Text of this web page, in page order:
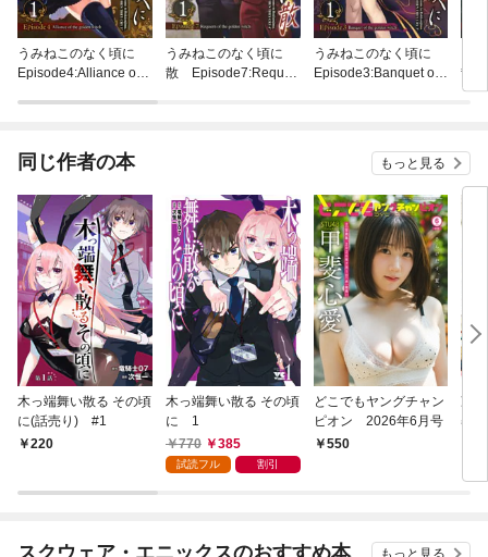
うみねこのなく頃に
Episode4:Alliance of t
うみねこのなく頃に
散 Episode7:Requie
うみねこのなく頃に
Episode3:Banquet of t
散
he
同じ作者の本 もっと見る
木っ端舞い散る その頃
に(話売り) #1
220
木っ端舞い散る その頃
に 1
770
385
試読フル 割引
どこでもヤングチャン
ピオン 2026年6月号
550
准
察
もっと見る